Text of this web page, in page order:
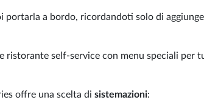
a bordo, ricordandoti solo di
ristorante self-service con menu speciali per
offre una scelta di sistemazioni: